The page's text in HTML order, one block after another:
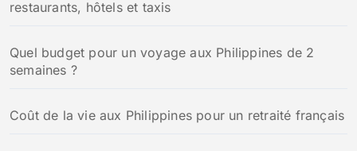
rrestaurants, hôtels et taxis
Quel budget pour un voyage aux Philippines de 2
semaines ?
Coût de la vie aux Philippines pour un retraité français